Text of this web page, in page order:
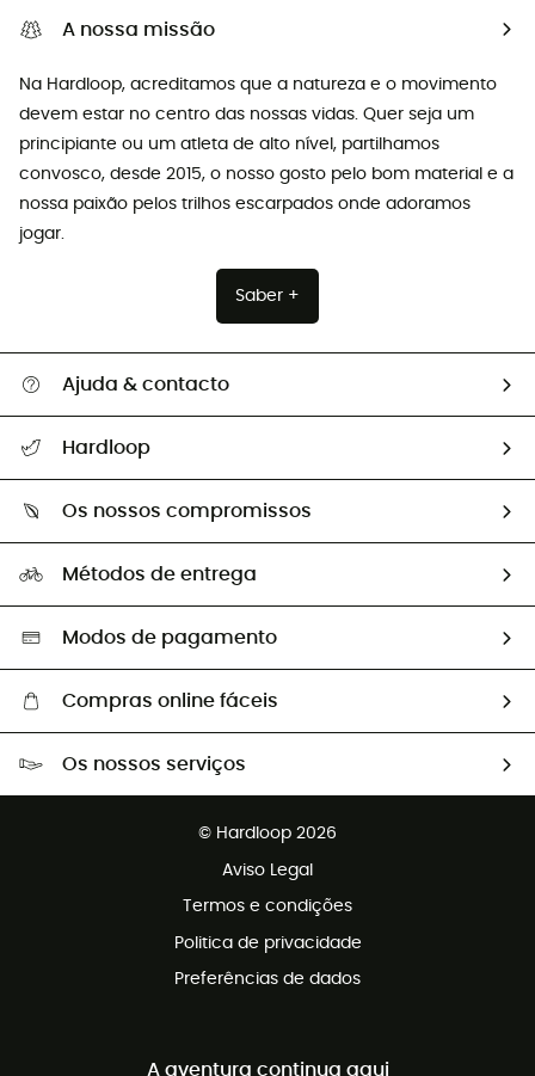
A nossa missão
Na Hardloop, acreditamos que a natureza e o movimento
devem estar no centro das nossas vidas. Quer seja um
principiante ou um atleta de alto nível, partilhamos
convosco, desde 2015, o nosso gosto pelo bom material e a
nossa paixão pelos trilhos escarpados onde adoramos
jogar.
Saber +
Ajuda & contacto
Guia de tamanhos
Trocas & Devoluções
Hardloop
Os nossos embaixadores
Os nossos compromissos
Seleção eco-responsável
Métodos de entrega
Modos de pagamento
Compras online fáceis
Os nossos serviços
© Hardloop 2026
Aviso Legal
Termos e condições
Politica de privacidade
Preferências de dados
A aventura continua aqui